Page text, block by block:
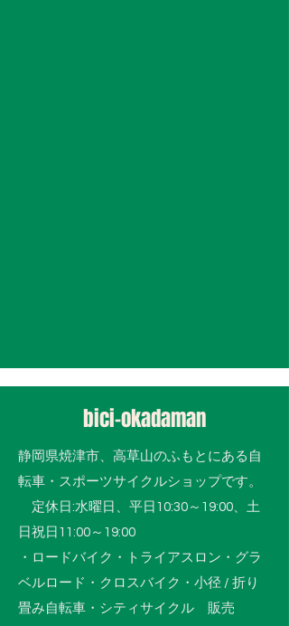
bici-okadaman
静岡県焼津市、高草山のふもとにある自
転車・スポーツサイクルショップです。
​ 定休日:水曜日、平日10:30～19:00、土
日祝日11:00～19:00
・ロードバイク・トライアスロン・グラ
ベルロード・クロスバイク・小径 / 折り
畳み自転車・シティサイクル 販売